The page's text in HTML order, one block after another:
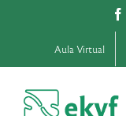
Aula Virtual